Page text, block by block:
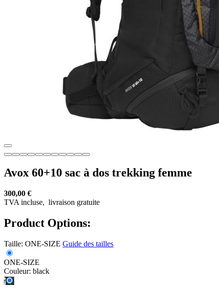
Avox 60+10 sac à dos trekking femme
300,00 €
TVA incluse, livraison gratuite
Product Options:
Taille: ONE-SIZE Guide des tailles
ONE-SIZE
Couleur: black